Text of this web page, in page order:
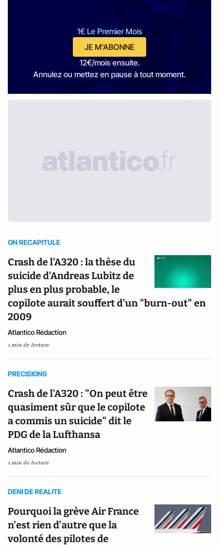
1€ Le Premier Mois
JE M'ABONNE
12€/mois ensuite.
Annulez ou mettez en pause à tout moment.
ON RECAPITULE
Crash de l'A320 : la thèse du
suicide d'Andreas Lubitz de
plus en plus probable, le
copilote aurait souffert d'un "burn-out" en
2009
Atlantico Rédaction
1 min de lecture
PRECISIONS
Crash de l'A320 : "On peut être
quasiment sûr que le copilote
a commis un suicide" dit le
PDG de la Lufthansa
Atlantico Rédaction
1 min de lecture
DENI DE REALITE
Pourquoi la grève Air France
n’est rien d’autre que la
volonté des pilotes de